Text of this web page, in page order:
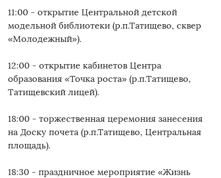
11:00 - открытие Центральной детской
модельной библиотеки (р.п.Татищево, сквер
«Молодежный»).
12:00 - открытие кабинетов Центра
образования «Точка роста» (р.п.Татищево,
Татищевский лицей).
18:00 - торжественная церемония занесения
на Доску почета (р.п.Татищево, Центральная
площадь).
18:30 - праздничное мероприятие «Жизнь